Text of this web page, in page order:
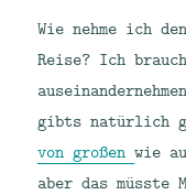
Wie nehme ich
Reise? Ich
gibts natürlich
von großenwie
aber das müsste